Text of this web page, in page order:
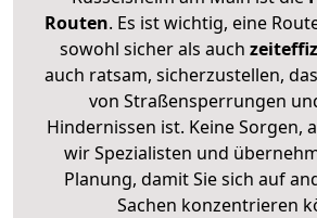
Routen. Es ist wichtig, eine
sowohl sicher als auch
auch ratsam, sicherzustellen,
von Straßensperrungen
Hindernissen ist. Keine Sorgen,
wir Spezialisten und
Planung, damit Sie sich auf
Sachen konzentrieren